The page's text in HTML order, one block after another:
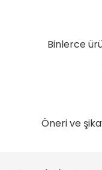
Binlerce
Öneri ve